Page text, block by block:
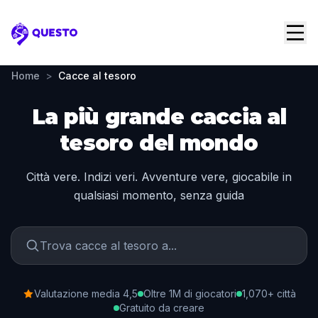
Questo
Home > Cacce al tesoro
La più grande caccia al
tesoro del mondo
Città vere. Indizi veri. Avventure vere, giocabile in
qualsiasi momento, senza guida
Valutazione media 4,5 Oltre 1M di giocatori 1,070+ città
Gratuito da creare